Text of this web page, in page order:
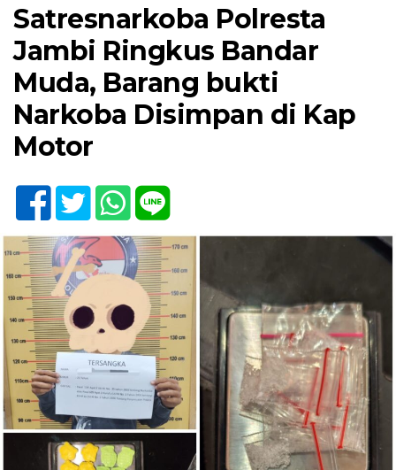
Satresnarkoba Polresta
Jambi Ringkus Bandar
Muda, Barang bukti
Narkoba Disimpan di Kap
Motor